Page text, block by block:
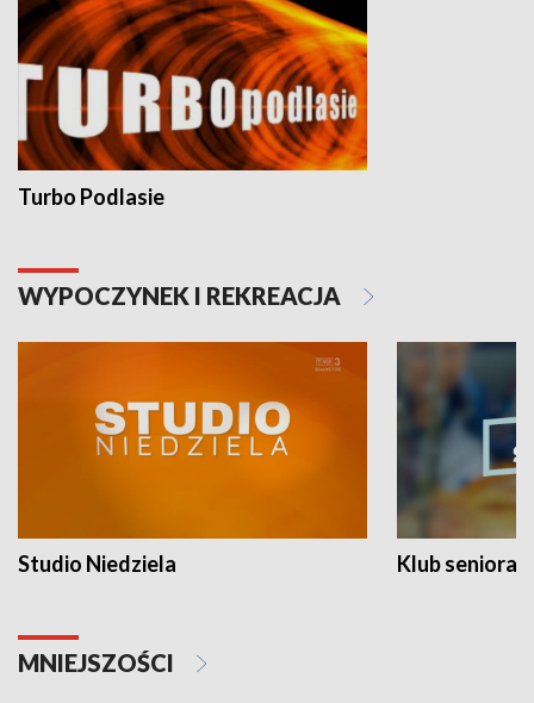
Turbo Podlasie
WYPOCZYNEK I REKREACJA
Studio Niedziela Klub seniora
MNIEJSZOŚCI